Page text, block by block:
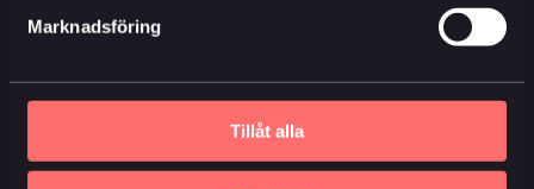
Marknadsföring
Tillåt alla
Våra livförsäkringar
US persons